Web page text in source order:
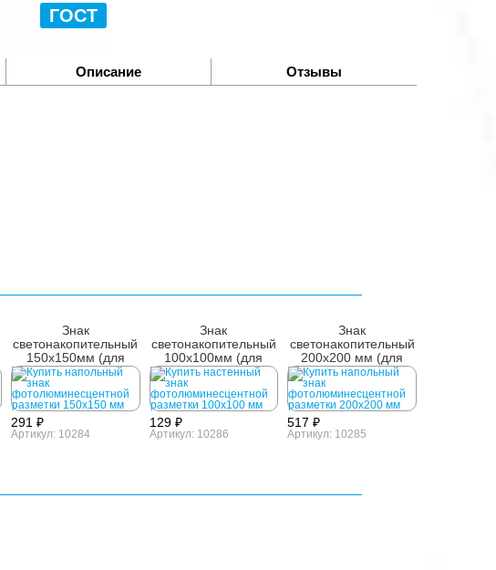
ГОСТ
Описание Отзывы
Знак
светонакопительный
150х150мм (для
пола)
291 ₽
Артикул: 10284
Знак
светонакопительный
100х100мм (для
стен)
129 ₽
Артикул: 10286
Знак
светонакопительный
200x200 мм (для
пола)
517 ₽
Артикул: 10285